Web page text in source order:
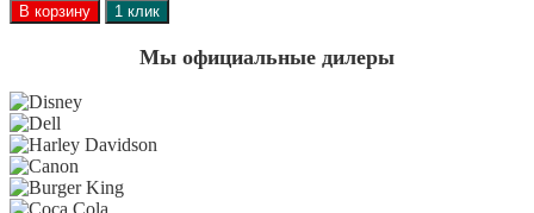
В корзину 1 клик
Мы официальные дилеры